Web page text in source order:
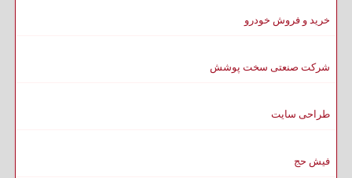
خرید و فروش خودرو
شرکت صنعتی سخت پوشش
طراحی سایت
فیش حج